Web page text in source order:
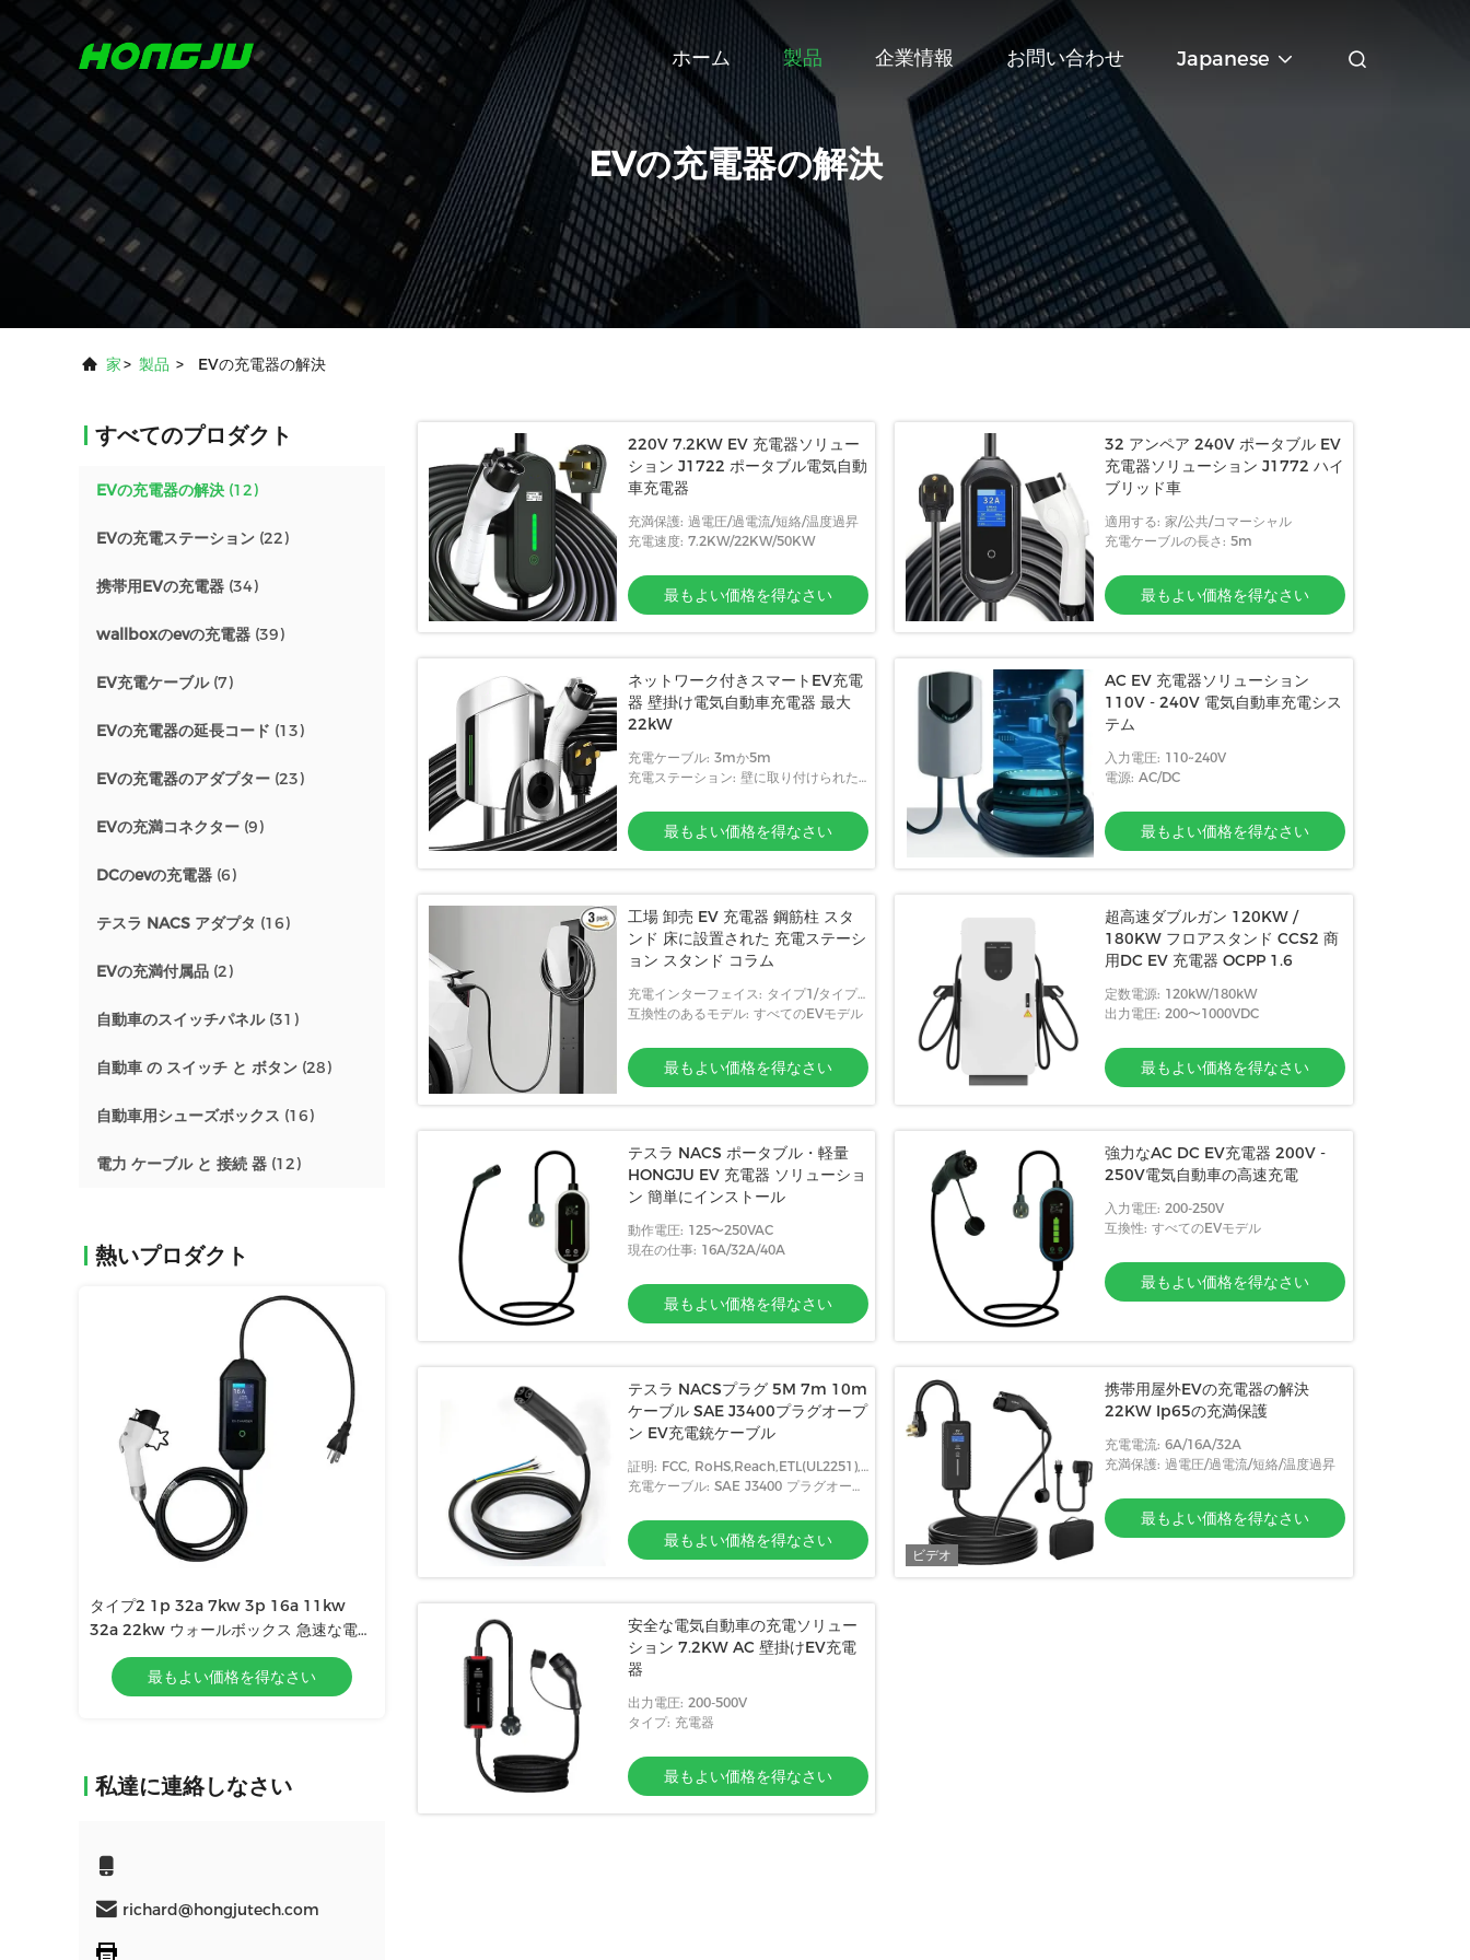
ホーム 製品 企業情報 お問い合わせ Japanese
EVの充電器の解決
家> 製品 > EVの充電器の解決
すべてのプロダクト
EVの充電器の解決 (12)
EVの充電ステーション (22)
携帯用EVの充電器 (34)
wallboxのevの充電器 (39)
EV充電ケーブル(7)
EVの充電器の延長コード (13)
EVの充電器のアダプター (23)
EVの充満コネクター (9)
DCのevの充電器 (6)
テスラ NACS アダプタ (16)
EVの充満付属品 (2)
自動車のスイッチパネル(31)
自動車 の スイッチ と ボタン (28)
自動車用シューズボックス (16)
電力 ケーブル と 接続 器 (12)
熱いプロダクト
タイプ2 1p 32a 7kw 3p 16a 11kw
32a 22kw ウォールボックス 急速な電気
充電 車 Ev 充電ステーション
最もよい価格を得なさい
タイプ2 1p 32a 7kw 3p 16a 11kw
32a 22kw ウォールボックス 急速な電気
充電 車 Ev 充電ステーション
最もよい価格を得なさい
私達に連絡しなさい
richard@hongjutech.com
220V 7.2KW EV 充電器ソリュー
ション J1722 ポータブル電気自動
車充電器
充満保護: 過電圧/過電流/短絡/温度過昇
充電速度: 7.2KW/22KW/50KW
最もよい価格を得なさい
32 アンペア 240V ポータブル EV
充電器ソリューション J1772 ハイ
ブリッド車
適用する: 家/公共/コマーシャル
充電ケーブルの長さ: 5m
最もよい価格を得なさい
ネットワーク付きスマートEV充電
器 壁掛け電気自動車充電器 最大
22kW
充電ケーブル: 3mか5m
充電ステーション: 壁に取り付けられた
最もよい価格を得なさい
AC EV 充電器ソリューション
110V - 240V 電気自動車充電シス
テム
入力電圧: 110~240V
電源: AC/DC
最もよい価格を得なさい
工場 卸売 EV 充電器 鋼筋柱 スタ
ンド 床に設置された 充電ステーシ
ョン スタンド コラム
充電インターフェイス: タイプ1/タイプ2
/CCS/CHAdeMO
互換性のあるモデル: すべてのEVモデル
最もよい価格を得なさい
超高速ダブルガン 120KW /
180KW フロアスタンド CCS2 商
用DC EV 充電器 OCPP 1.6
定数電源: 120kW/180kW
出力電圧: 200〜1000VDC
最もよい価格を得なさい
テスラ NACS ポータブル・軽量
HONGJU EV 充電器 ソリューショ
ン 簡単にインストール
動作電圧: 125〜250VAC
現在の仕事: 16A/32A/40A
最もよい価格を得なさい
強力なAC DC EV充電器 200V -
250V電気自動車の高速充電
入力電圧: 200-250V
互換性: すべてのEVモデル
最もよい価格を得なさい
テスラ NACSプラグ 5M 7m 10m
ケーブル SAE J3400プラグオープ
ン EV充電銃ケーブル
証明: FCC, RoHS,Reach,ETL(UL2251),
Cable UL62 / 2263
充電ケーブル: SAE J3400 プラグオープ
最もよい価格を得なさい
ビデオ
携帯用屋外EVの充電器の解決
22KW Ip65の充満保護
充電電流: 6A/16A/32A
充満保護: 過電圧/過電流/短絡/温度過昇
最もよい価格を得なさい
安全な電気自動車の充電ソリュー
ション 7.2KW AC 壁掛けEV充電
器
出力電圧: 200-500V
タイプ: 充電器
最もよい価格を得なさい